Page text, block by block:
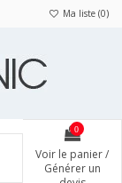
Ma liste (0)
0
Voir le panier /
Générer un